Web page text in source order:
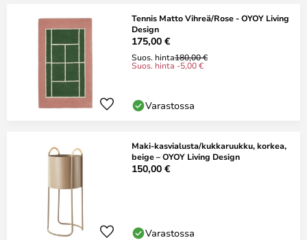
Tennis Matto Vihreä/Rose - OYOY Living
Design
175,00 €
Suos. hinta180,00 €
Suos. hinta -5,00 €
Varastossa
Maki-kasvialusta/kukkaruukku, korkea,
beige – OYOY Living Design
150,00 €
Varastossa